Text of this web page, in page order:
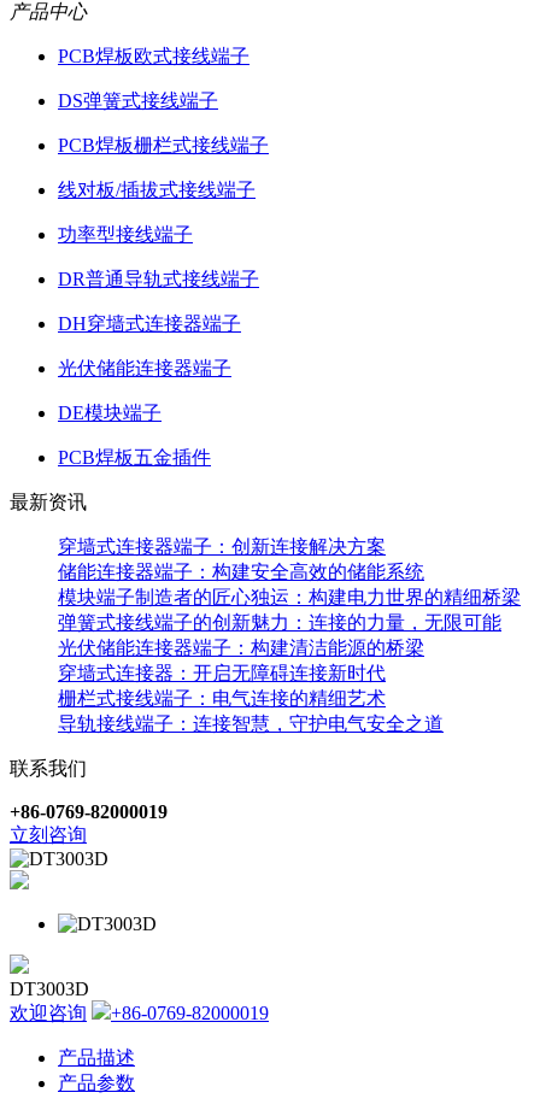
产品中心
PCB焊板欧式接线端子
DS弹簧式接线端子
PCB焊板栅栏式接线端子
线对板/插拔式接线端子
功率型接线端子
DR普通导轨式接线端子
DH穿墙式连接器端子
光伏储能连接器端子
DE模块端子
PCB焊板五金插件
最新资讯
穿墙式连接器端子：创新连接解决方案
储能连接器端子：构建安全高效的储能系统
模块端子制造者的匠心独运：构建电力世界的精细桥梁
弹簧式接线端子的创新魅力：连接的力量，无限可能
光伏储能连接器端子：构建清洁能源的桥梁
穿墙式连接器：开启无障碍连接新时代
栅栏式接线端子：电气连接的精细艺术
导轨接线端子：连接智慧，守护电气安全之道
联系我们
+86-0769-82000019
立刻咨询
DT3003D
欢迎咨询
+86-0769-82000019
产品描述
产品参数